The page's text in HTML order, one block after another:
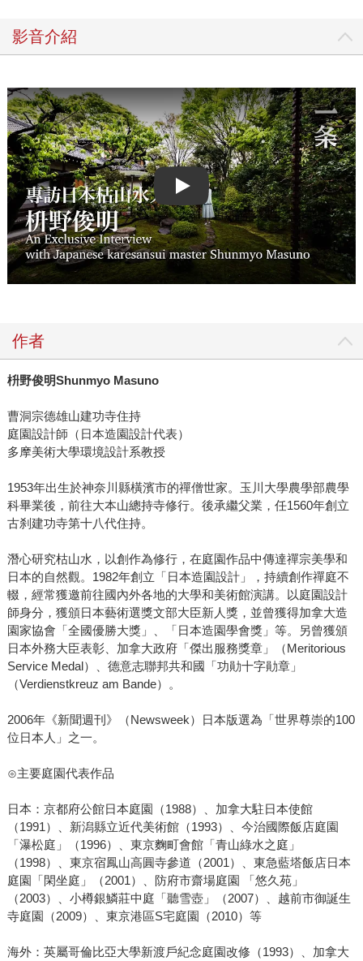
影音介紹
Play video
作者
枡野俊明Shunmyo Masuno
曹洞宗德雄山建功寺住持
庭園設計師（日本造園設計代表）
多摩美術大學環境設計系教授
1953年出生於神奈川縣橫濱市的禪僧世家。玉川大學農學部農學
科畢業後，前往大本山總持寺修行。後承繼父業，任1560年創立
古刹建功寺第十八代住持。
潛心研究枯山水，以創作為修行，在庭園作品中傳達禪宗美學和
日本的自然觀。1982年創立「日本造園設計」，持續創作禪庭不
輟，經常獲邀前往國內外各地的大學和美術館演講。以庭園設計
師身分，獲頒日本藝術選獎文部大臣新人獎，並曾獲得加拿大造
園家協會「全國優勝大獎」、「日本造園學會獎」等。另曾獲頒
日本外務大臣表彰、加拿大政府「傑出服務獎章」（Meritorious
Service Medal）、德意志聯邦共和國「功勛十字勛章」
（Verdienstkreuz am Bande）。
2006年《新聞週刊》（Newsweek）日本版選為「世界尊崇的100
位日本人」之一。
⊙主要庭園代表作品
日本：京都府公館日本庭園（1988）、加拿大駐日本使館
（1991）、新潟縣立近代美術館（1993）、今治國際飯店庭園
「瀑松庭」（1996）、東京麴町會館「青山綠水之庭」
（1998）、東京宿鳳山高圓寺參道（2001）、東急藍塔飯店日本
庭園「閑坐庭」（2001）、防府市齋場庭園 「悠久苑」
（2003）、小樽銀鱗莊中庭「聽雪壺」（2007）、越前市御誕生
寺庭園（2009）、東京港區S宅庭園（2010）等
海外：英屬哥倫比亞大學新渡戶紀念庭園改修（1993）、加拿大